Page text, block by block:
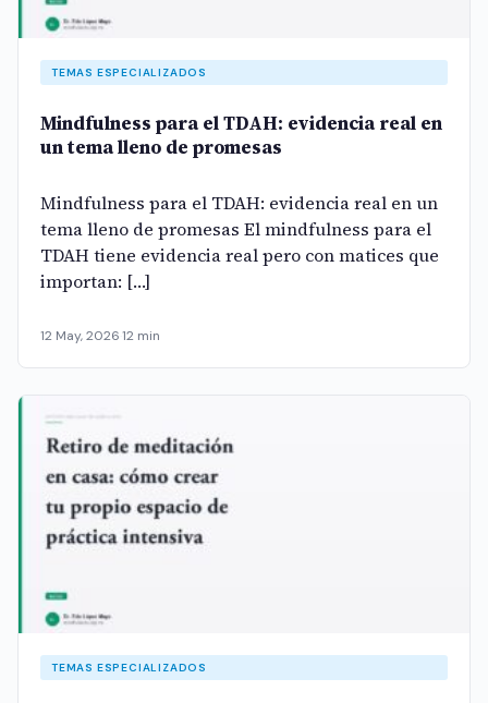
TEMAS ESPECIALIZADOS
Mindfulness para el TDAH: evidencia real en
un tema lleno de promesas
Mindfulness para el TDAH: evidencia real en un
tema lleno de promesas El mindfulness para el
TDAH tiene evidencia real pero con matices que
importan: […]
12 May, 202612 min
TEMAS ESPECIALIZADOS